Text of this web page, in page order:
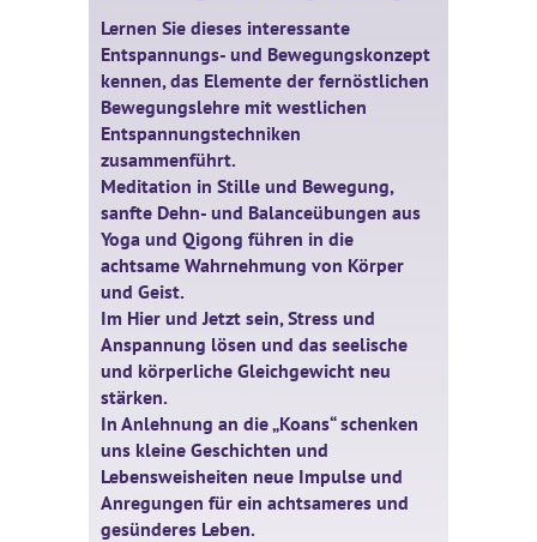
Lernen Sie dieses interessante
Entspannungs- und Bewegungskonzept
kennen, das Elemente der fernöstlichen
Bewegungslehre mit westlichen
Entspannungstechniken
zusammenführt.
Meditation in Stille und Bewegung,
sanfte Dehn- und Balanceübungen aus
Yoga und Qigong führen in die
achtsame Wahrnehmung von Körper
und Geist.
Im Hier und Jetzt sein, Stress und
Anspannung lösen und das seelische
und körperliche Gleichgewicht neu
stärken.
In Anlehnung an die „Koans“ schenken
uns kleine Geschichten und
Lebensweisheiten neue Impulse und
Anregungen für ein achtsameres und
gesünderes Leben.